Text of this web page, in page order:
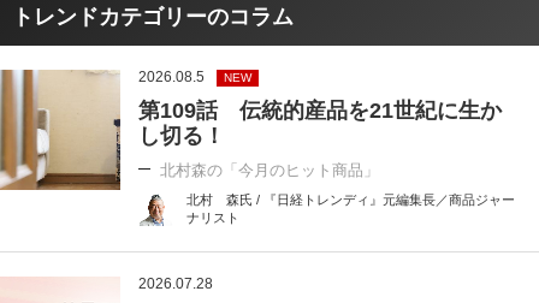
トレンドカテゴリーのコラム
2026.08.5 NEW
第109話 伝統的産品を21世紀に生か
し切る！
北村森の「今月のヒット商品」
北村 森氏 / 『日経トレンディ』元編集長／商品ジャー
ナリスト
2026.07.28